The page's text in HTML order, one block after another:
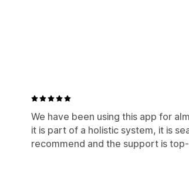
We have been using this app for
it is part of a holistic system, it is
recommend and the support is